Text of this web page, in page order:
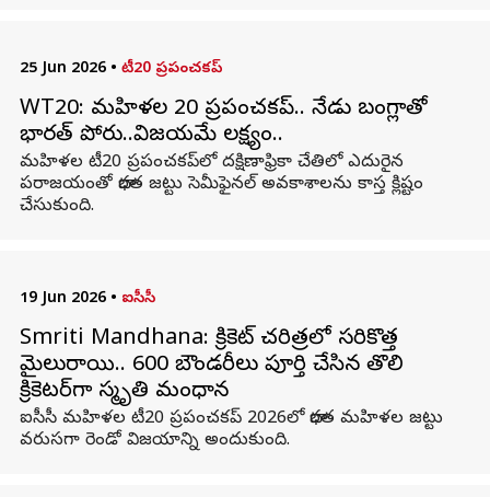
25 Jun 2026 • టీ20 ప్రపంచకప్‌
WT20: మహిళల టీ20 ప్రపంచకప్‌.. నేడు బంగ్లాతో
భారత్‌ పోరు..విజయమే లక్ష్యం..
మహిళల టీ20 ప్రపంచకప్‌లో దక్షిణాఫ్రికా చేతిలో ఎదురైన
పరాజయంతో భారత జట్టు సెమీఫైనల్‌ అవకాశాలను కాస్త క్లిష్టం
చేసుకుంది.
19 Jun 2026 • ఐసీసీ
Smriti Mandhana: క్రికెట్ చరిత్రలో సరికొత్త
మైలురాయి.. 600 బౌండరీలు పూర్తి చేసిన తొలి
క్రికెటర్‌గా స్మృతి మంధాన
ఐసీసీ మహిళల టీ20 ప్రపంచకప్ 2026లో భారత మహిళల జట్టు
వరుసగా రెండో విజయాన్ని అందుకుంది.